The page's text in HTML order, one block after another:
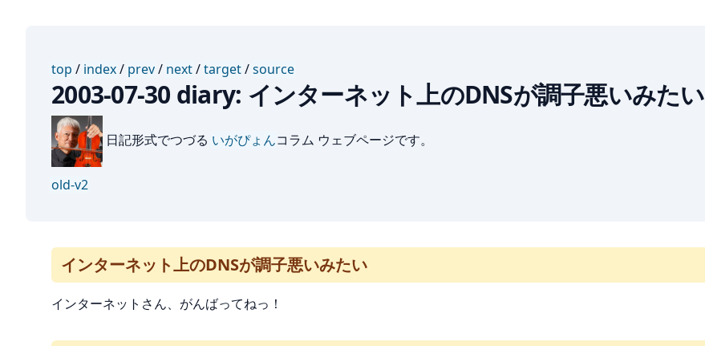
top / index/ prev/ next/target/source
2003-07-30 diary: インターネット上のDNSが調子悪いみたい
日記形式でつづる いがぴょんコラム ウェブページです。
old-v2
インターネット上のDNSが調子悪いみたい
インターネットさん、がんばってねっ！